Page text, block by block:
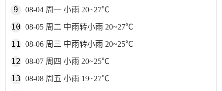
08-04 周一 小雨 20~27℃
08-05 周二 中雨转小雨 20~27℃
08-06 周三 中雨转小雨 20~25℃
08-07 周四 小雨 20~25℃
08-08 周五 小雨 19~27℃